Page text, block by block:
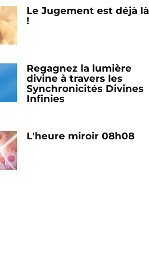
Le Jugement est déjà là
!
Regagnez la lumière
divine à travers les
Synchronicités Divines
Infinies
L'heure miroir 08h08